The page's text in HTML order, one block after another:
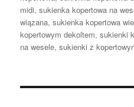
midi,sukienka kopertowa na
wiązana,sukienka kopertowa
kopertowym dekoltem,sukienki
na wesele,sukienki z